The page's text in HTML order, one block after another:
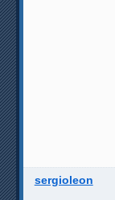
sergioleon